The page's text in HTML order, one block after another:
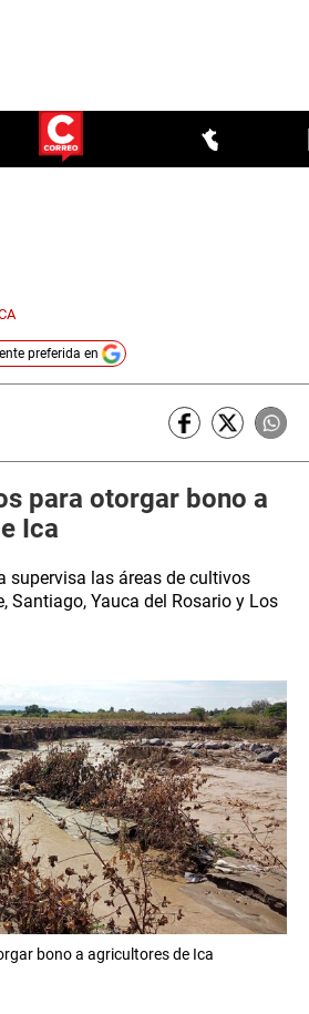
preferida en
para otorgar bono a
Ica
supervisa las áreas de cultivos
Santiago, Yauca del Rosario y Los
bono a agricultores de Ica